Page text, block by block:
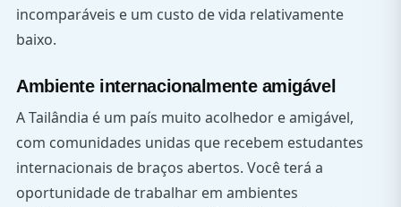
incomparáveis e um custo de vida relativamente
baixo.
Ambiente internacionalmente amigável
A Tailândia é um país muito acolhedor e amigável,
com comunidades unidas que recebem estudantes
internacionais de braços abertos. Você terá a
oportunidade de trabalhar em ambientes